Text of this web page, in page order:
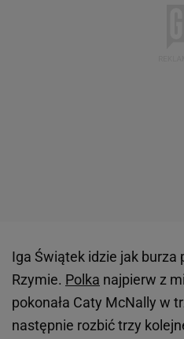
Iga Świątek idzie jak burza
Rzymie. Polka najpierw z
pokonała Caty McNally w
następnie rozbić trzy